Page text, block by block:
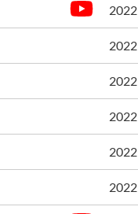
2022
2022
2022
2022
2022
2022